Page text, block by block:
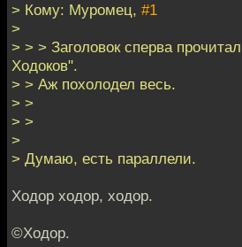
> Кому: Муромец, #1
>
> > > Заголовок сперва
Ходоков".
> > Аж похолодел весь.
> >
> >
>
> Думаю, есть параллели.
Ходор ходор, ходор.
©Ходор.